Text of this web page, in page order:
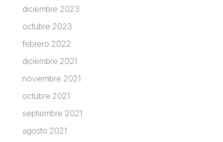
diciembre 2023
octubre 2023
febrero 2022
diciembre 2021
noviembre 2021
octubre 2021
septiembre 2021
agosto 2021